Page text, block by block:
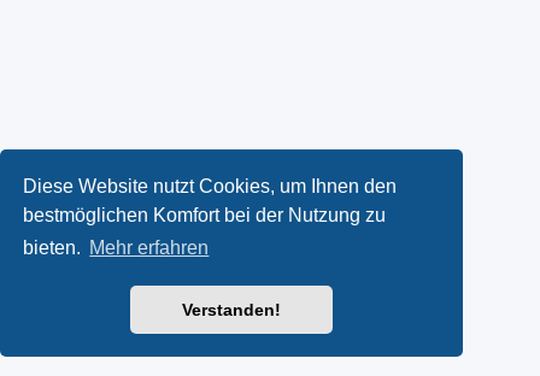
Diese Website nutzt Cookies, um Ihnen den
bestmöglichen Komfort bei der Nutzung zu
bieten. Mehr erfahren
Verstanden!